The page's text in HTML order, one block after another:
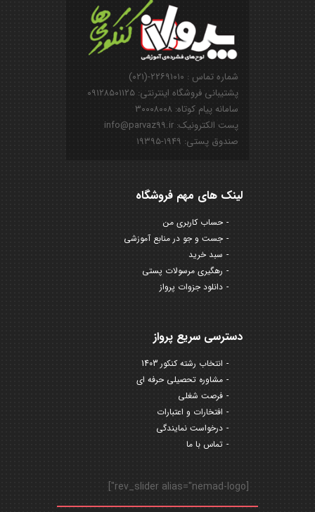
شماره تماس : ۲۲۶۹۱۰۱۰-(۰۲۱)
پشتیبانی فروشگاه اینترنتی: ۰۹۱۲۸۵۰۱۱۲۵
سامانه پیام کوتاه: ۳۰۰۰۸۰۰۸
پست الکترونیک: info@parvaz99.ir
صندوق پستی: ۱۹۴۹-۱۹۳۹۵
لینک های مهم فروشگاه
حساب کاربری من
جست و جو در منابع آموزشی
سبد خرید
رهگیری مرسولات پستی
دانلود جزوات پرواز
دسترسی سریع پرواز
انتخاب رشته کنکور 1403
مشاوره تحصیلی حرفه ای
فرصت شغلی
افتخارات و اعتبارات
درخواست نمایندگی
تماس با ما
[rev_slider alias="nemad-logo"]